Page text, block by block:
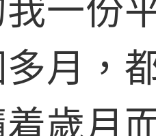
一份
月，
歲月